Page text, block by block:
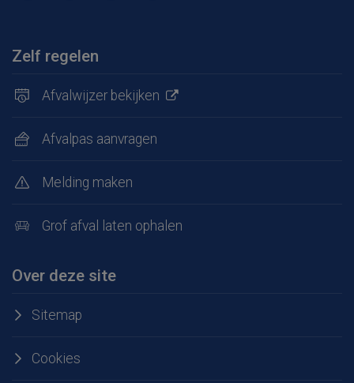
Zelf regelen
Afvalwijzer bekijken
Afvalpas aanvragen
Melding maken
Grof afval laten ophalen
Over deze site
Sitemap
Cookies